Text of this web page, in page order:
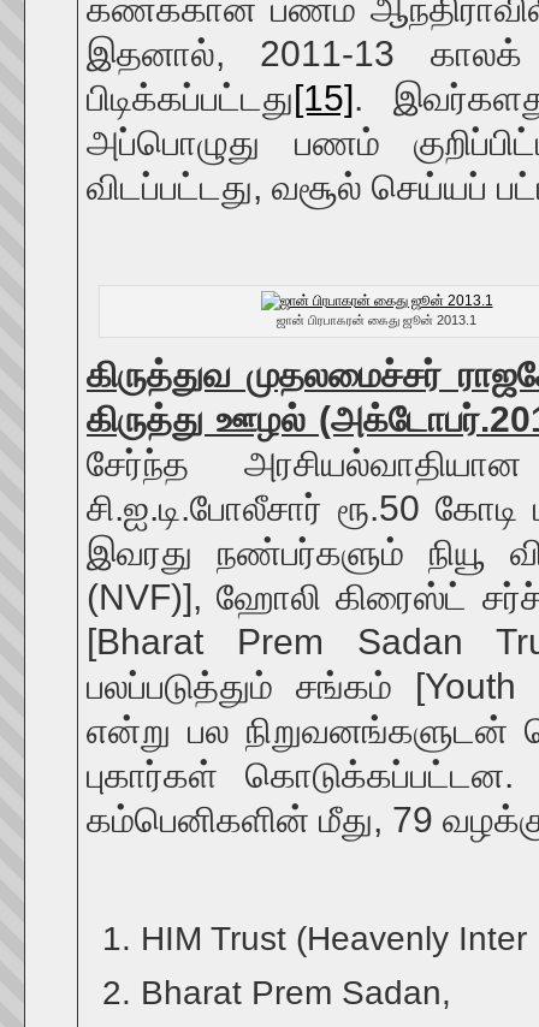
கணக்கான பணம்
இதனால், 2011-13
பிடிக்கப்பட்டது[15].
அப்பொழுது பணம்
விடப்பட்டது, வசூல் செய்யப்
ஜான் பிரபாகரன் கைது ஜூன் 2013.1
கிருத்துவ முதலமைச்சர்
கிருத்து ஊழல்
சேர்ந்த
சி.ஐ.டி.போலீசார் ரூ.50
இவரது நண்பர்களும்
(NVF)], ஹோலி கிரைஸ்ட் சர்ச்
[Bharat Prem Sadan
பலப்படுத்தும் சங்கம்
என்று பல நிறுவனங்களுடன்
புகார்கள்
கம்பெனிகளின் மீது, 79
HIM Trust (Heavenly
Bharat Prem Sadan,